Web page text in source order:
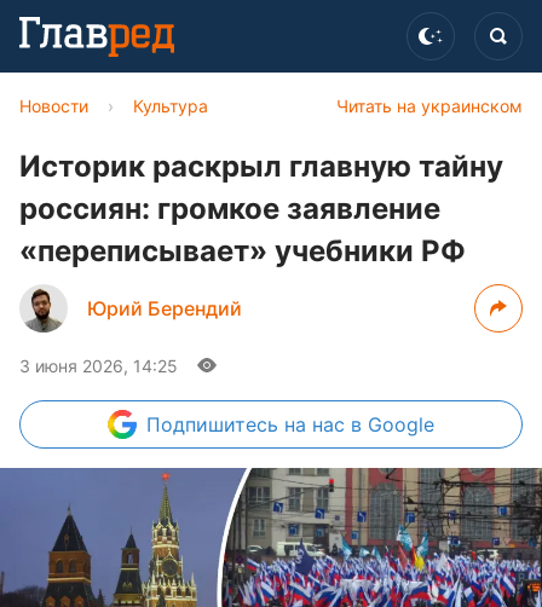
Читать на украинском
Новости › Культура
Историк раскрыл главную тайну
россиян: громкое заявление
«переписывает» учебники РФ
Юрий Берендий
3 июня 2026, 14:25
Подпишитесь на нас в Google